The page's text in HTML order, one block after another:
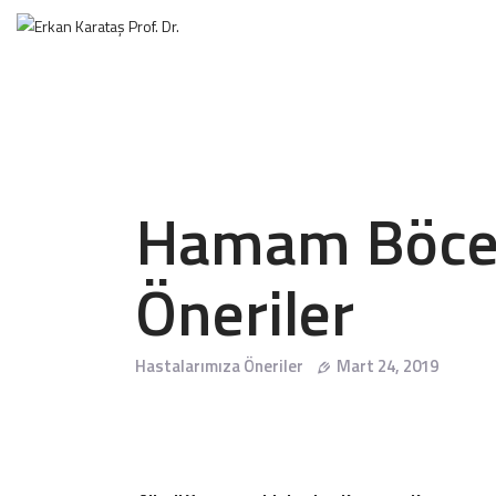
Hamam
Öneriler
Hastalarımıza Öneriler Mart 24, 2019